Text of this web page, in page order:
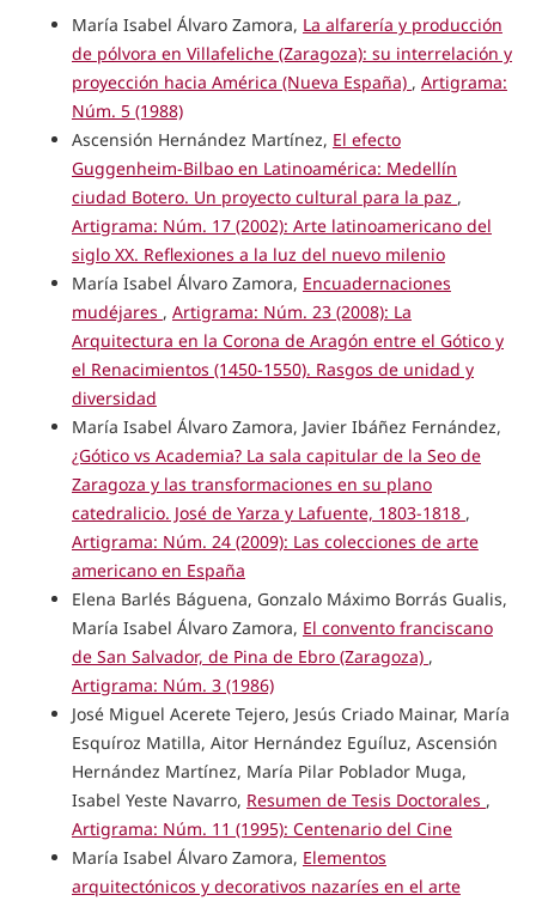
María Isabel Álvaro Zamora, La alfarería y producción
de pólvora en Villafeliche (Zaragoza): su interrelación y
proyección hacia América (Nueva España) , Artigrama:
Núm. 5 (1988)
Ascensión Hernández Martínez, El efecto
Guggenheim-Bilbao en Latinoamérica: Medellín
ciudad Botero. Un proyecto cultural para la paz ,
Artigrama: Núm. 17 (2002): Arte latinoamericano del
siglo XX. Reflexiones a la luz del nuevo milenio
María Isabel Álvaro Zamora, Encuadernaciones
mudéjares , Artigrama: Núm. 23 (2008): La
Arquitectura en la Corona de Aragón entre el Gótico y
el Renacimientos (1450-1550). Rasgos de unidad y
diversidad
María Isabel Álvaro Zamora, Javier Ibáñez Fernández,
¿Gótico vs Academia? La sala capitular de la Seo de
Zaragoza y las transformaciones en su plano
catedralicio. José de Yarza y Lafuente, 1803-1818 ,
Artigrama: Núm. 24 (2009): Las colecciones de arte
americano en España
Elena Barlés Báguena, Gonzalo Máximo Borrás Gualis,
María Isabel Álvaro Zamora, El convento franciscano
de San Salvador, de Pina de Ebro (Zaragoza) ,
Artigrama: Núm. 3 (1986)
José Miguel Acerete Tejero, Jesús Criado Mainar, María
Esquíroz Matilla, Aitor Hernández Eguíluz, Ascensión
Hernández Martínez, María Pilar Poblador Muga,
Isabel Yeste Navarro, Resumen de Tesis Doctorales ,
Artigrama: Núm. 11 (1995): Centenario del Cine
María Isabel Álvaro Zamora, Elementos
arquitectónicos y decorativos nazaríes en el arte